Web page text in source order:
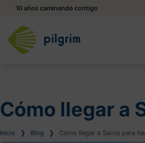
10 años caminando contigo
Cómo llegar a
Inicio ❯ Blog ❯ Cómo llegar a Sarria para